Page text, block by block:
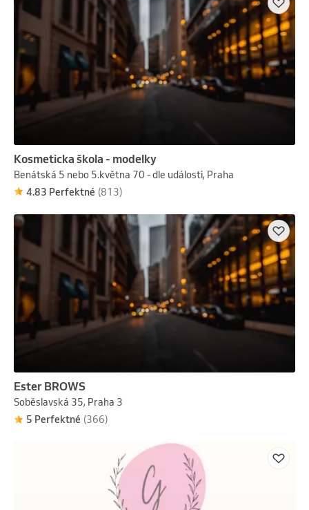
Kosmeticka škola - modelky
Benátská 5 nebo 5.května 70 - dle události, Praha
4.83 Perfektné (813)
Ester BROWS
Soběslavská 35, Praha 3
5 Perfektné (366)